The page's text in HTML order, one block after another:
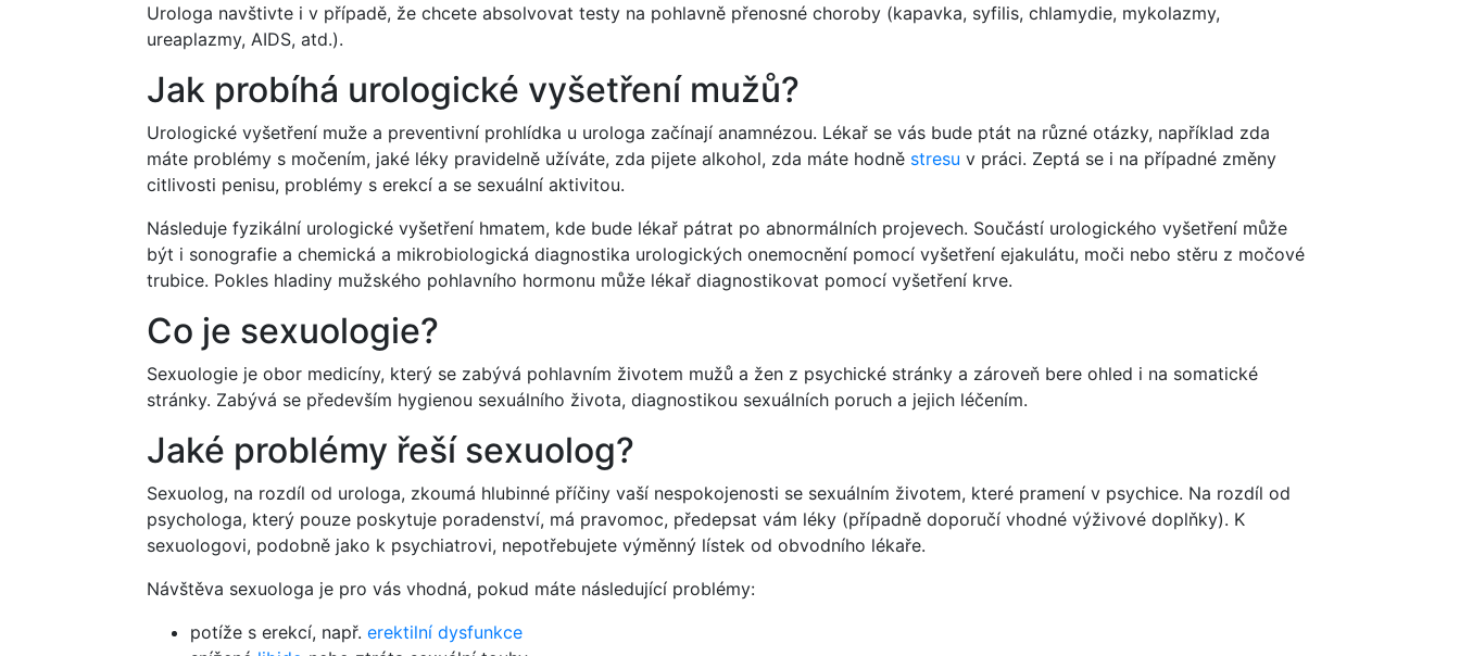
Urologa navštivte i v případě, že chcete absolvovat testy na pohlavně přenosné choroby (kapavka, syfilis, chlamydie, mykolazmy,
ureaplazmy, AIDS, atd.).
Jak probíhá urologické vyšetření mužů?
Urologické vyšetření muže a preventivní prohlídka u urologa začínají anamnézou. Lékař se vás bude ptát na různé otázky, například zda
máte problémy s močením, jaké léky pravidelně užíváte, zda pijete alkohol, zda máte hodně stresu v práci. Zeptá se i na případné změny
citlivosti penisu, problémy s erekcí a se sexuální aktivitou.
Následuje fyzikální urologické vyšetření hmatem, kde bude lékař pátrat po abnormálních projevech. Součástí urologického vyšetření může
být i sonografie a chemická a mikrobiologická diagnostika urologických onemocnění pomocí vyšetření ejakulátu, moči nebo stěru z močové
trubice. Pokles hladiny mužského pohlavního hormonu může lékař diagnostikovat pomocí vyšetření krve.
Co je sexuologie?
Sexuologie je obor medicíny, který se zabývá pohlavním životem mužů a žen z psychické stránky a zároveň bere ohled i na somatické
stránky. Zabývá se především hygienou sexuálního života, diagnostikou sexuálních poruch a jejich léčením.
Jaké problémy řeší sexuolog?
Sexuolog, na rozdíl od urologa, zkoumá hlubinné příčiny vaší nespokojenosti se sexuálním životem, které pramení v psychice. Na rozdíl od
psychologa, který pouze poskytuje poradenství, má pravomoc, předepsat vám léky (případně doporučí vhodné výživové doplňky). K
sexuologovi, podobně jako k psychiatrovi, nepotřebujete výměnný lístek od obvodního lékaře.
Návštěva sexuologa je pro vás vhodná, pokud máte následující problémy:
potíže s erekcí, např. erektilní dysfunkce